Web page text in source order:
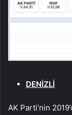
DENİZLİ
AK Parti’nin